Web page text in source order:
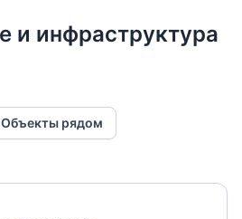
и инфраструктура
Объекты рядом